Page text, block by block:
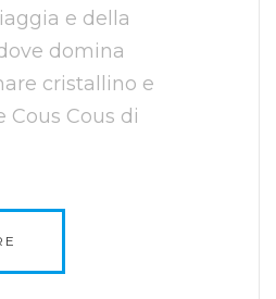
e della
domina
cristallino e
Cous Cous di